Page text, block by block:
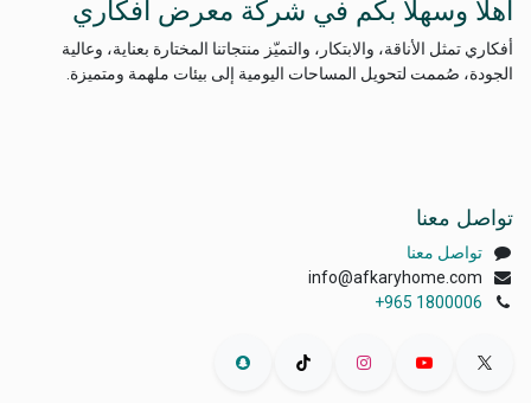
أهلًا وسهلًا بكم في شركة معرض أفكاري
أفكاري تمثل الأناقة، والابتكار، والتميّز منتجاتنا المختارة بعناية، وعالية
الجودة، صُممت لتحويل المساحات اليومية إلى بيئات ملهمة ومتميزة.
تواصل معنا
تواصل معنا
info@afkaryhome.com
+965 1800006